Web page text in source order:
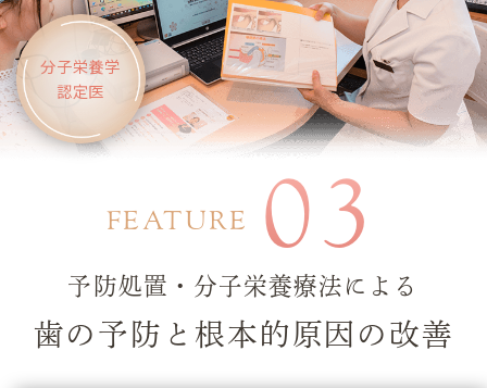
分子栄養学
認定医
FEATURE 03
予防処置・分子栄養療法による
歯の予防と根本的原因の改善